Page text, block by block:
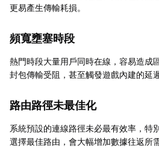
更易產生傳輸耗損。
頻寬壅塞時段
熱門時段大量用戶同時在線，容易造成
封包傳輸受阻，甚至觸發遊戲內建的延
路由路徑未最佳化
系統預設的連線路徑未必最有效率，特
選擇最佳路由，會大幅增加數據往返所